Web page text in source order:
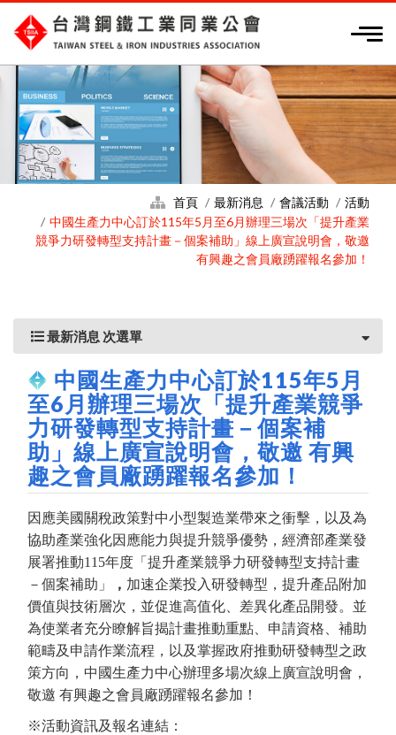
首頁 最新消息 會議活動
活動
中國生產力中心訂於115年5月至6月辦理三場次「提升產業
競爭力研發轉型支持計畫－個案補助」線上廣宣說明會，敬邀
有興趣之會員廠踴躍報名參加！
最新消息 次選單
中國生產力中心訂於115年5月
至6月辦理三場次「提升產業競爭
力研發轉型支持計畫－個案補
助」線上廣宣說明會，敬邀 有興
趣之會員廠踴躍報名參加！
因應美國關稅政策對中小型製造業帶來之衝擊，以及為
協助產業強化因應能力與提升競爭優勢，經濟部產業發
展署推動115年度「提升產業競爭力研發轉型支持計畫
－個案補助」
， 加速企業投入研發轉型，提升產品附加
價值與技術層次，並促進高值化、差異化產品開發。並
為使業者充分瞭解旨揭計畫推動重點、申請資格、補助
範疇及申請作業流程，以及掌握政府推動研發轉型之政
策方向，中國生產力中心辦理多場次線上廣宣說明會，
敬邀 有興趣之會員廠踴躍報名參加！
※活動資訊及報名連結：